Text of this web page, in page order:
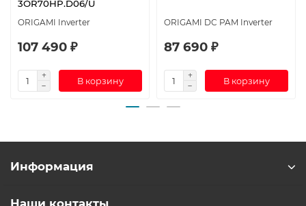
3OR70HP.D06/U
ORIGAMI Inverter
107 490 ₽
В корзину
ORIGAMI DC PAM Inverter
87 690 ₽
В корзину
Информация